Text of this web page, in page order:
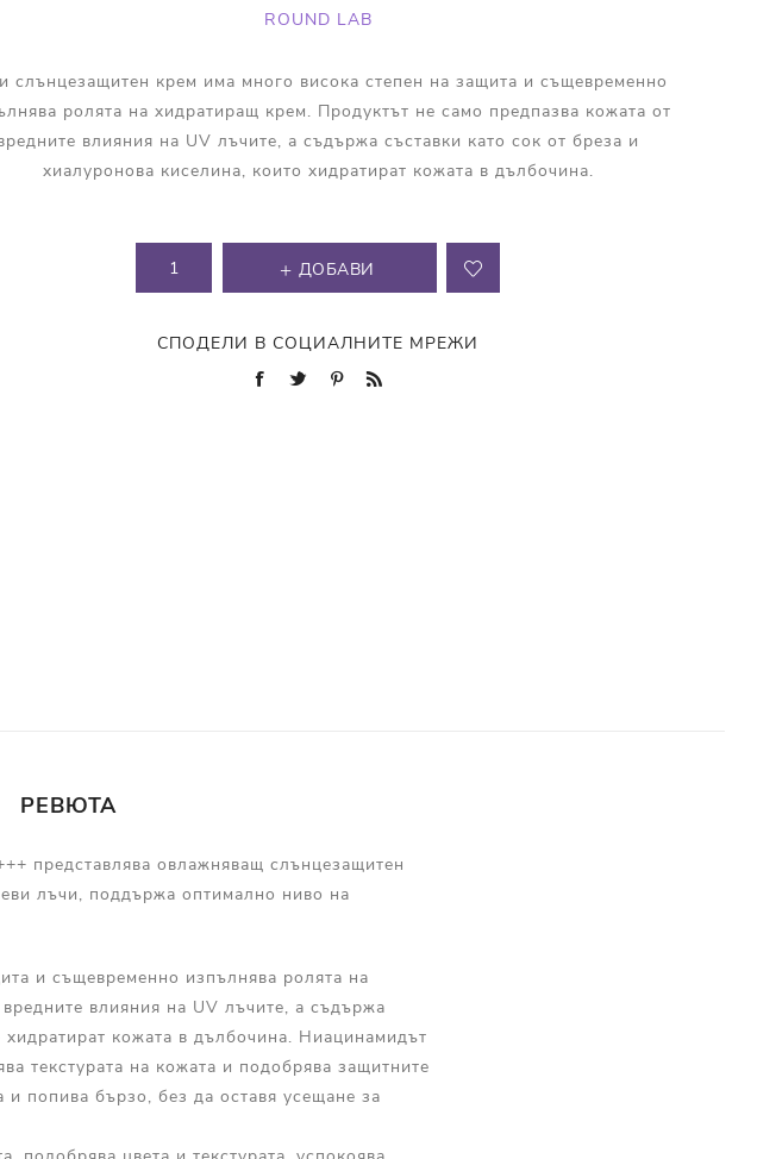
ROUND LAB
слънцезащитен крем има много висока степен на защита и същевременно
ролята на хидратиращ крем. Продуктът не само предпазва кожата от
влияния на UV лъчите, а съдържа съставки като сок от бреза и
хиалуронова киселина, които хидратират кожата в дълбочина.
ДОБАВИ
СПОДЕЛИ В СОЦИАЛНИТЕ МРЕЖИ
РЕВЮТА
представлява овлажняващ слънцезащитен
лъчи, поддържа оптимално ниво на
и същевременно изпълнява ролята на
влияния на UV лъчите, а съдържа
кожата в дълбочина. Ниацинамидът
текстурата на кожата и подобрява защитните
и попива бързо, без да оставя усещане за